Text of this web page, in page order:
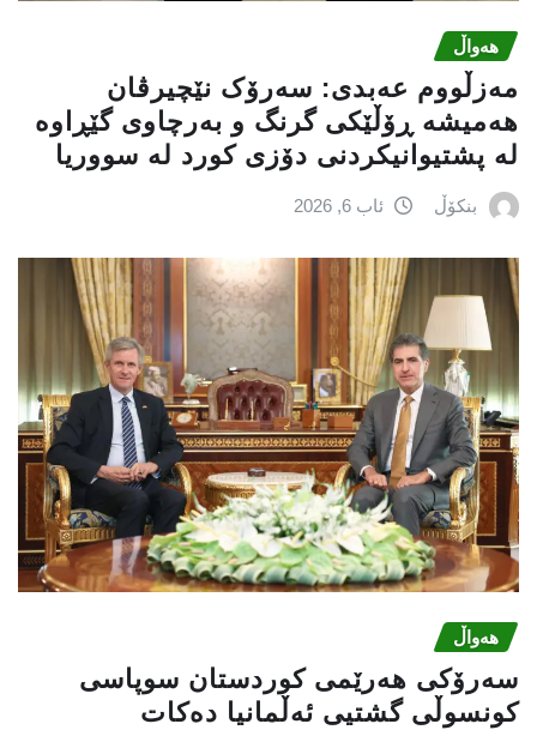
هەواڵ
مەزڵووم عەبدی: سەرۆک نێچیرڤان
هەمیشە ڕۆڵێکی گرنگ و بەرچاوی گێڕاوە
لە پشتیوانیکردنی دۆزی کورد لە سووریا
بنکۆڵ ئاب 6, 2026
هەواڵ
سەرۆکی هەرێمی کوردستان سوپاسى
کونسوڵی گشتیی ئەڵمانیا دەکات